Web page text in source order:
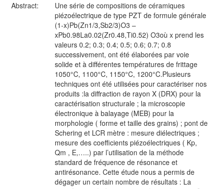
Abstract:
Une série de compositions de céramiques
piézoélectrique de type PZT de formule générale
(1-x)Pb(Zn1/3,Sb2/3)O3 –
xPb0.98La0.02(Zr0.48,Ti0.52) O3où x prend les
valeurs 0.2; 0.3; 0.4; 0.5; 0.6; 0.7; 0.8
successivement, ont été élaborées par voie
solide et à différentes températures de frittage
1050°C, 1100°C, 1150°C, 1200°C.Plusieurs
techniques ont été utilisées pour caractériser nos
produits :la diffraction de rayon X (DRX) pour la
caractérisation structurale ; la microscopie
électronique à balayage (MEB) pour la
morphologie ( forme et taille des grains) ; pont de
Schering et LCR mètre : mesure diélectriques ;
mesure des coefficients piézoélectriques ( Kp,
Qm , E,…..) par l’utilisation de la méthode
standard de fréquence de résonance et
antirésonance. Cette étude nous a permis de
dégager un certain nombre de résultats : La